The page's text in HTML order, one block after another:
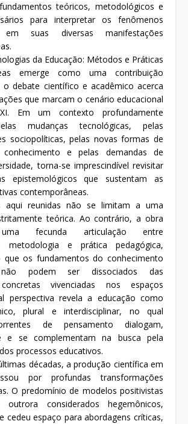
teóricos, metodológicos e
para interpretar os fenômenos
em suas diversas manifestações
da Educação: Métodos e Práticas
emerge como uma contribuição
o debate científico e acadêmico acerca
que marcam o cenário educacional
Em um contexto profundamente
mudanças tecnológicas, pelas
sociopolíticas, pelas novas formas de
e pelas demandas de
torna-se imprescindível revisitar
epistemológicos que sustentam as
contemporâneas.
aqui reunidas não se limitam a uma
teórica. Ao contrário, a obra
uma fecunda articulação entre
metodologia e prática pedagógica,
que os fundamentos do conhecimento
não podem ser dissociados das
vivenciadas nos espaços
perspectiva revela a educação como
plural e interdisciplinar, no qual
de pensamento dialogam,
e se complementam na busca pela
processos educativos.
décadas, a produção científica em
por profundas transformações
O predomínio de modelos positivistas
outrora considerados hegemônicos,
cedeu espaço para abordagens críticas,